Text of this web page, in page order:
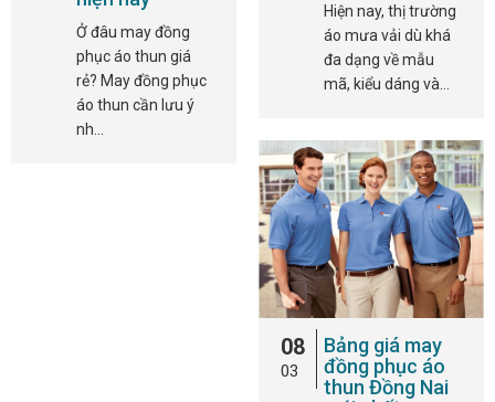
Ở đâu may đồng
phục áo thun giá
rẻ? May đồng phục
áo thun cần lưu ý
nh…
Hiện nay, thị trường
áo mưa vải dù khá
đa dạng về mẫu
mã, kiểu dáng và…
08
03
Bảng giá may
đồng phục áo
thun Đồng Nai